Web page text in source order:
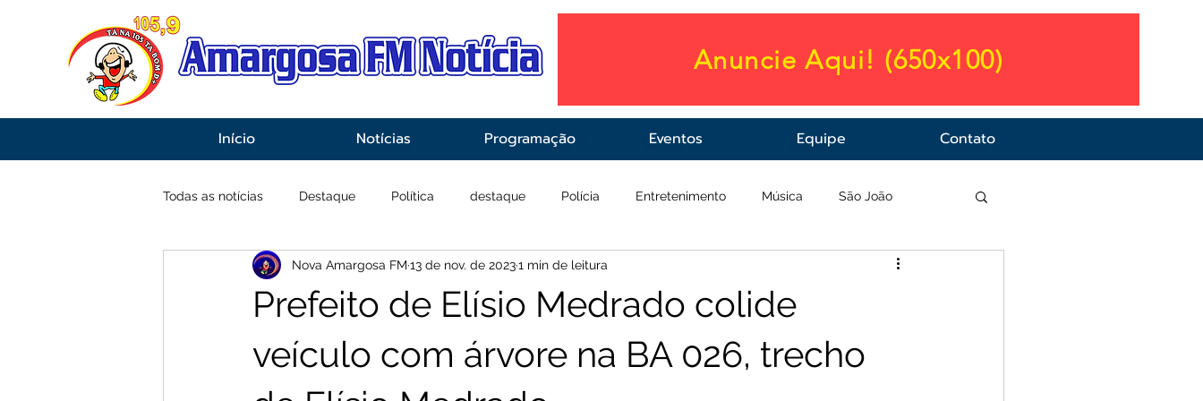
Anuncie Aqui! (650x100)
Início Notícias Programação Eventos Equipe Contato
Todas as notícias Destaque Política destaque Polícia Entretenimento Música São João
Economia Esportes Infraestrutura Saúde
Prefeito de Elísio Medrado colide
veículo com árvore na BA 026, trecho
Nova Amargosa FM 13 de nov. de 20231 min de leitura